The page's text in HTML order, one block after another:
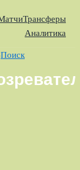
Трансферы
Аналитика
Поиск